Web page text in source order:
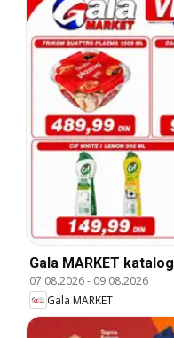
Gala MARKET
07.08.2026- 09.08.2026
Gala MARKET